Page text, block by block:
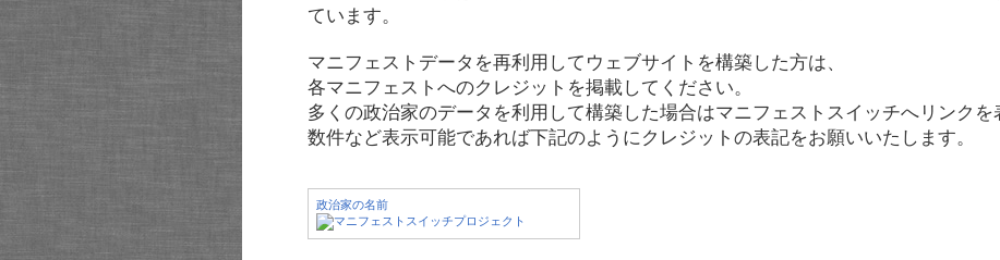
ています。
マニフェストデータを再利用してウェブサイトを構築した方は、
各マニフェストへのクレジットを掲載してください。
多くの政治家のデータを利用して構築した場合はマニフェストスイッチへリンクを
数件など表示可能であれば下記のようにクレジットの表記をお願いいたします。
政治家の名前